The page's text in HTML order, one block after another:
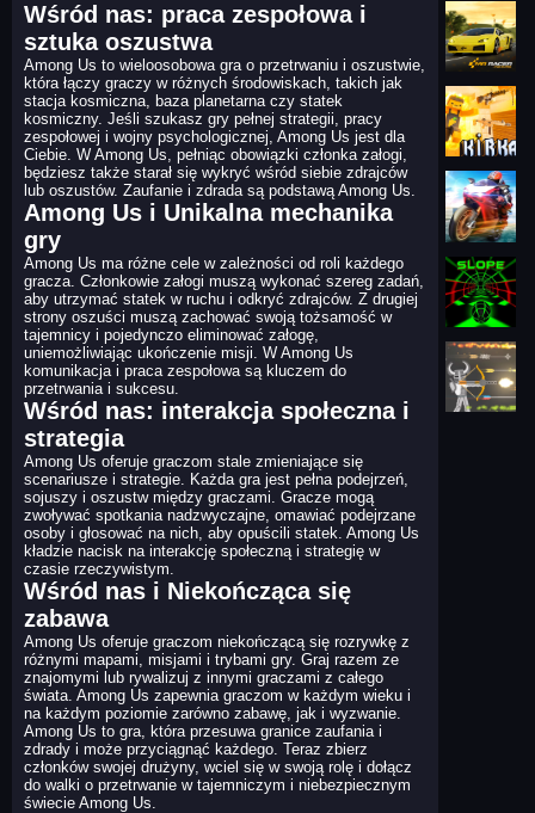
Wśród nas: praca zespołowa i
sztuka oszustwa
Among Us to wieloosobowa gra o przetrwaniu i oszustwie,
która łączy graczy w różnych środowiskach, takich jak
stacja kosmiczna, baza planetarna czy statek
kosmiczny. Jeśli szukasz gry pełnej strategii, pracy
zespołowej i wojny psychologicznej, Among Us jest dla
Ciebie. W Among Us, pełniąc obowiązki członka załogi,
będziesz także starał się wykryć wśród siebie zdrajców
lub oszustów. Zaufanie i zdrada są podstawą Among Us.
Among Us i Unikalna mechanika
gry
Among Us ma różne cele w zależności od roli każdego
gracza. Członkowie załogi muszą wykonać szereg zadań,
aby utrzymać statek w ruchu i odkryć zdrajców. Z drugiej
strony oszuści muszą zachować swoją tożsamość w
tajemnicy i pojedynczo eliminować załogę,
uniemożliwiając ukończenie misji. W Among Us
komunikacja i praca zespołowa są kluczem do
przetrwania i sukcesu.
Wśród nas: interakcja społeczna i
strategia
Among Us oferuje graczom stale zmieniające się
scenariusze i strategie. Każda gra jest pełna podejrzeń,
sojuszy i oszustw między graczami. Gracze mogą
zwoływać spotkania nadzwyczajne, omawiać podejrzane
osoby i głosować na nich, aby opuścili statek. Among Us
kładzie nacisk na interakcję społeczną i strategię w
czasie rzeczywistym.
Wśród nas i Niekończąca się
zabawa
Among Us oferuje graczom niekończącą się rozrywkę z
różnymi mapami, misjami i trybami gry. Graj razem ze
znajomymi lub rywalizuj z innymi graczami z całego
świata. Among Us zapewnia graczom w każdym wieku i
na każdym poziomie zarówno zabawę, jak i wyzwanie.
Among Us to gra, która przesuwa granice zaufania i
zdrady i może przyciągnąć każdego. Teraz zbierz
członków swojej drużyny, wciel się w swoją rolę i dołącz
do walki o przetrwanie w tajemniczym i niebezpiecznym
świecie Among Us.